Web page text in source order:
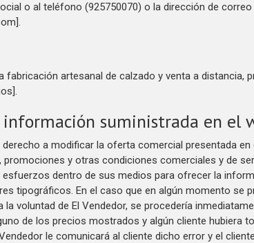
o al teléfono (925750070) o la dirección de
fabricación artesanal de calzado y venta a distancia,
información suministrada en el
derecho a modificar la oferta comercial presentada
y otras condiciones comerciales y de
dentro de sus medios para ofrecer la
tipográficos. En el caso que en algún momento se
voluntad de El Vendedor, se procedería
de los precios mostrados y algún cliente hubiera
le comunicará al cliente dicho error y el